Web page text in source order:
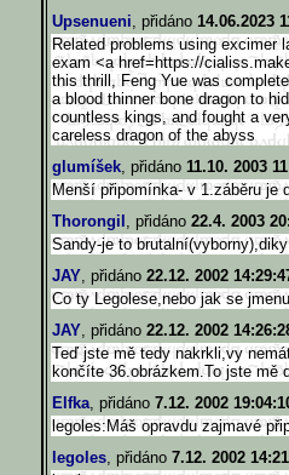
Upsenueni, přidáno 14.06.2023
Related problems using excimer
exam <a href=https://
this thrill, Feng Yue was
a blood thinner bone dragon to
countless kings, and fought a
careless dragon of the abyss
glumíšek, přidáno 11.10. 2003
Menší připomínka- v 1.záběru je
Thorongil , přidáno 22.4. 2003
Sandy-je to
JAY, přidáno 22.12. 2002
Co ty Legolese,nebo jak se
JAY, přidáno 22.12. 2002
Teď jste mě tedy nakrkli,vy
končíte 36.obrázkem.To jste mě
Elfka, přidáno 7.12. 2002
legoles:Máš opravdu zajmavé
legoles, přidáno 7.12. 2002